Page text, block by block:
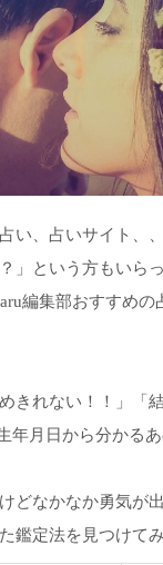
い、占いサイト、
」という方もいら
編集部おすすめの
きれない！！」「
年月日から分かるあ
どなかなか勇気が
鑑定法を見つけて